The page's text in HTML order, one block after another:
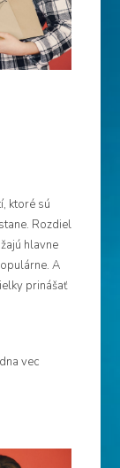
ktoré sú
Rozdiel
hlavne
A
prinášať
vec